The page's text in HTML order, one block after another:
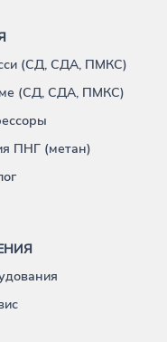
(СД, СДА, ПМКС)
(СД, СДА, ПМКС)
ПНГ (метан)